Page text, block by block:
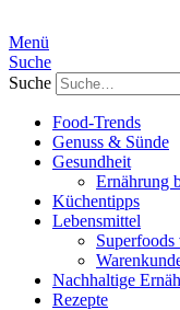
Menü
Suche
Suche
Food-Trends
Genuss & Sünde
Gesundheit
Ernährung
Küchentipps
Lebensmittel
Nachhaltige
Rezepte